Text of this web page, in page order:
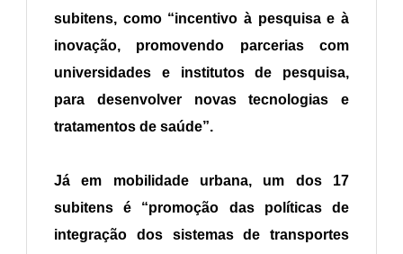
subitens, como “incentivo à pesquisa e à
inovação, promovendo parcerias com
universidades e institutos de pesquisa,
para desenvolver novas tecnologias e
tratamentos de saúde”.
Já em mobilidade urbana, um dos 17
subitens é “promoção das políticas de
integração dos sistemas de transportes